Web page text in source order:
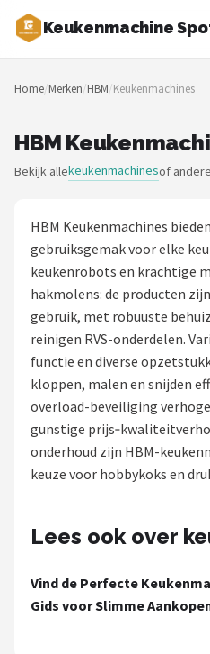
Keukenmachine
Zoeken
NAVIGATIE
Merken
MasterChef
Restaurants
Keukenmachines
Staafmixers
Juicers
Shop
Kenwood
Moulinex
Home/Merken/HBM/Keukenmachines
HBM
Bekijk allekeukenmachinesof
HBM Keukenmachines
gebruiksgemak voor elke
keukenrobots en krachtige
hakmolens: de producten
gebruik, met robuuste
reinigen RVS-onderdelen.
functie en diverse
kloppen, malen en snijden
overload-beveiliging
gunstige
onderhoud zijn HBM-
keuze voor hobbykoks en
Lees ook over
Vind de Perfecte
Gids voor Slimme